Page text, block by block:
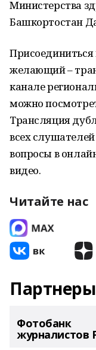
Министерства
Башкортостан
желающий –
канале
можно
Трансляция
всех
вопросы в
видео.
Читайте нас
Партнеры
Фотобанк
журналистов